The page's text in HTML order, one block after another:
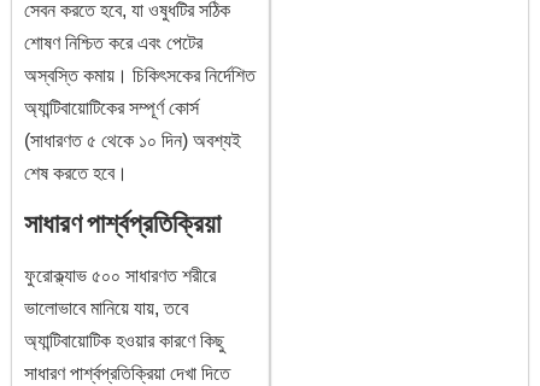
সেবন করতে হবে, যা ওষুধটির সঠিক
শোষণ নিশ্চিত করে এবং পেটের
অস্বস্তি কমায়। চিকিৎসকের নির্দেশিত
অ্যান্টিবায়োটিকের সম্পূর্ণ কোর্স
(সাধারণত ৫ থেকে ১০ দিন) অবশ্যই
শেষ করতে হবে।
সাধারণ পার্শ্বপ্রতিক্রিয়া
ফুরোক্ল্যাভ ৫০০ সাধারণত শরীরে
ভালোভাবে মানিয়ে যায়, তবে
অ্যান্টিবায়োটিক হওয়ার কারণে কিছু
সাধারণ পার্শ্বপ্রতিক্রিয়া দেখা দিতে